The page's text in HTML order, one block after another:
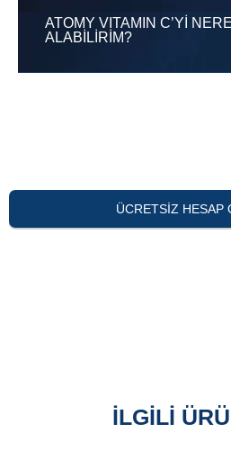
ATOMY VITAMIN C’Yİ
ALABİLİRİM?
ÜCRETSIZ HESAP
İLGİLİ